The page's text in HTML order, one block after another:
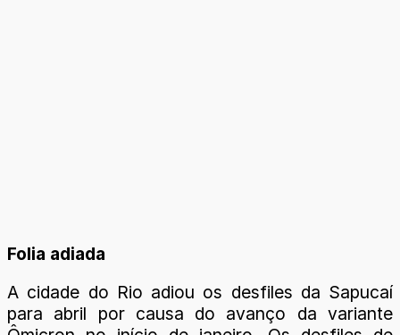
Folia adiada
A cidade do Rio adiou os desfiles da Sapucaí
para abril por causa do avanço da variante